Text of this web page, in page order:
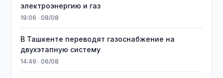
электроэнергию и газ
19:06 · 08/08
В Ташкенте переводят газоснабжение на
двухэтапную систему
14:49 · 06/08